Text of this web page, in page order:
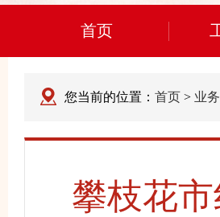
首页
您当前的位置： 首页 > 业
攀枝花